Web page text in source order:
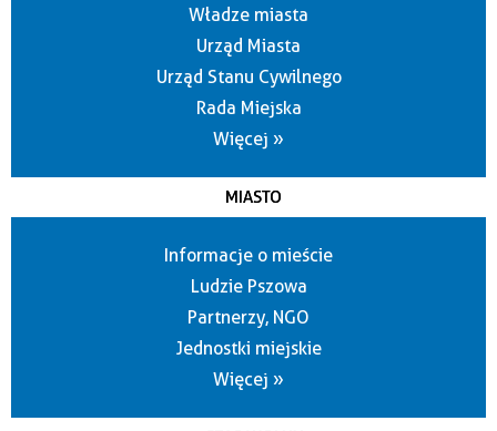
Władze miasta
Urząd Miasta
Urząd Stanu Cywilnego
Rada Miejska
Więcej »
MIASTO
Informacje o mieście
Ludzie Pszowa
Partnerzy, NGO
Jednostki miejskie
Więcej »